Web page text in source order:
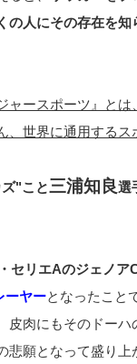
の人にその存在を
ャースポーツ』と
、世界に通用するス
"こと 三浦知良選
セリエAのジェノア
ーヤーとなったこと
皮肉にもそのドーハ
悲願となって盛り上